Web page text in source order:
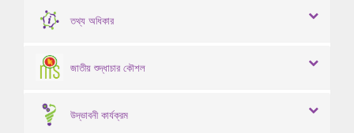
তথ্য অধিকার
জাতীয় শুদ্ধাচার কৌশল
উদ্ভাবনী কার্যক্রম